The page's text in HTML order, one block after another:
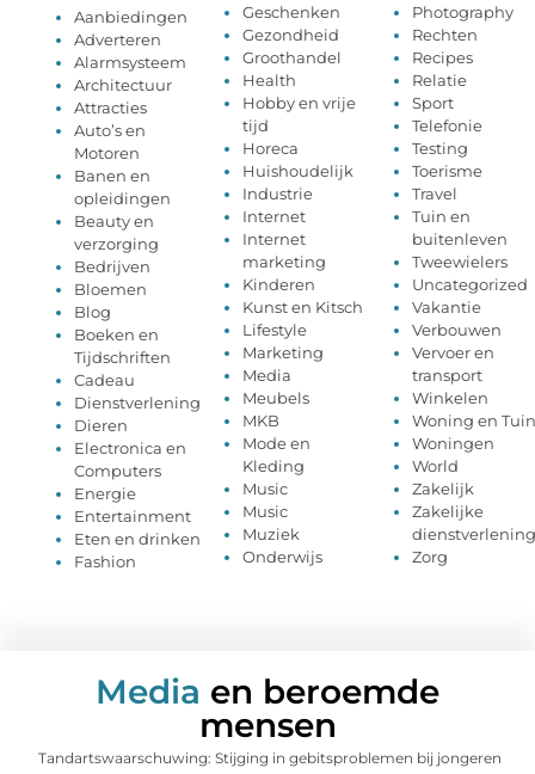
Aanbiedingen
Adverteren
Alarmsysteem
Architectuur
Attracties
Auto’s en
Motoren
Banen en
opleidingen
Beauty en
verzorging
Bedrijven
Bloemen
Blog
Boeken en
Tijdschriften
Cadeau
Dienstverlening
Dieren
Electronica en
Computers
Energie
Entertainment
Eten en drinken
Fashion
Geschenken
Gezondheid
Groothandel
Health
Hobby en vrije
tijd
Horeca
Huishoudelijk
Industrie
Internet
Internet
marketing
Kinderen
Kunst en Kitsch
Lifestyle
Marketing
Media
Meubels
MKB
Mode en
Kleding
Music
Music
Muziek
Onderwijs
Photography
Rechten
Recipes
Relatie
Sport
Telefonie
Testing
Toerisme
Travel
Tuin en
buitenleven
Tweewielers
Uncategorized
Vakantie
Verbouwen
Vervoer en
transport
Winkelen
Woning en Tuin
Woningen
World
Zakelijk
Zakelijke
dienstverlening
Zorg
Media en beroemde
mensen
Tandartswaarschuwing: Stijging in gebitsproblemen bij jongeren